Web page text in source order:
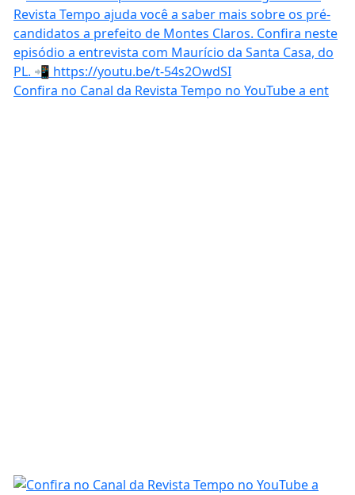
Confira no Canal da Revista Tempo no YouTube a ent